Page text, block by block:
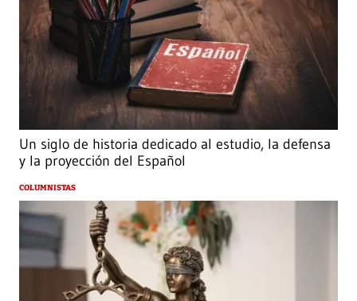
Un siglo de historia dedicado al estudio, la defensa
y la proyección del Español
COLUMNISTAS